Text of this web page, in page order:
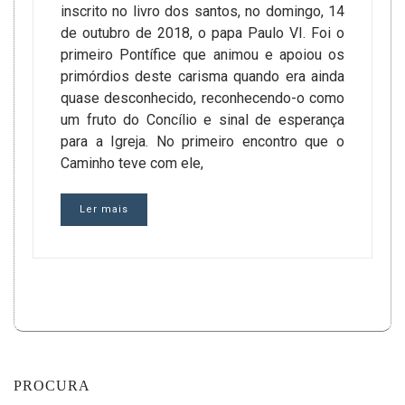
inscrito no livro dos santos, no domingo, 14
de outubro de 2018, o papa Paulo VI. Foi o
primeiro Pontífice que animou e apoiou os
primórdios deste carisma quando era ainda
quase desconhecido, reconhecendo-o como
um fruto do Concílio e sinal de esperança
para a Igreja. No primeiro encontro que o
Caminho teve com ele,
Ler mais
PROCURA